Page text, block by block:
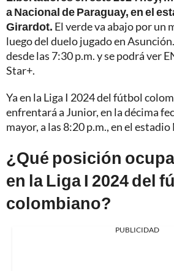
a Nacional de Paraguay, en el
Girardot. El verde va abajo por un
luego del duelo jugado en
desde las 7:30 p.m. y se podrá ver
Star+.
Ya en la Liga I 2024 del fútbol
enfrentará a Junior, en la décima
mayor, a las 8:20 p.m., en el
¿Qué posición
en la Liga I 2024 del
colombiano?
PUBLICIDAD